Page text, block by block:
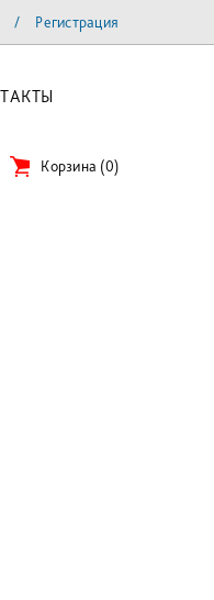
/ Регистрация
Корзина (0)